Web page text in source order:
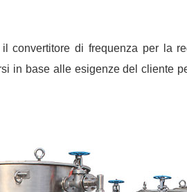
convertitore di frequenza per la
in base alle esigenze del cliente